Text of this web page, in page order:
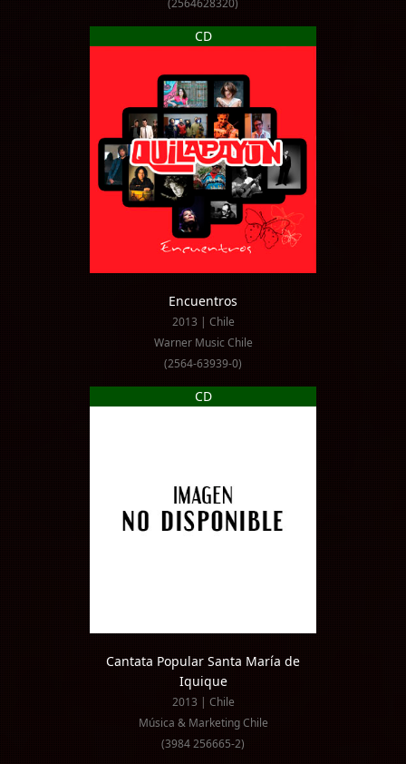
(2564628320)
CD
Encuentros
2013 | Chile
Warner Music Chile
(2564-63939-0)
CD
Cantata Popular Santa María de
Iquique
2013 | Chile
Música & Marketing Chile
(3984 256665-2)